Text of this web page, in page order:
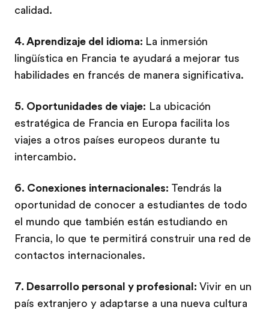
calidad.
4. Aprendizaje del idioma: La inmersión
lingüística en Francia te ayudará a mejorar tus
habilidades en francés de manera significativa.
5. Oportunidades de viaje: La ubicación
estratégica de Francia en Europa facilita los
viajes a otros países europeos durante tu
intercambio.
6. Conexiones internacionales: Tendrás la
oportunidad de conocer a estudiantes de todo
el mundo que también están estudiando en
Francia, lo que te permitirá construir una red de
contactos internacionales.
7. Desarrollo personal y profesional: Vivir en un
país extranjero y adaptarse a una nueva cultura